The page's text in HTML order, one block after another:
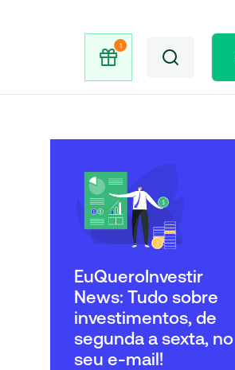
EuQueroInvestir
News: Tudo sobre
investimentos, de
segunda a sexta, no
seu e-mail!